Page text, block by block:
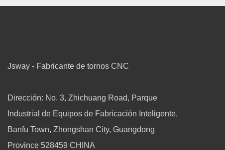
Jsway - Fabricante de tornos CNC
Dirección: No. 3, Zhichuang Road, Parque
Industrial de Equipos de Fabricación Inteligente,
Banfu Town, Zhongshan City, Guangdong
Province 528459 CHINA